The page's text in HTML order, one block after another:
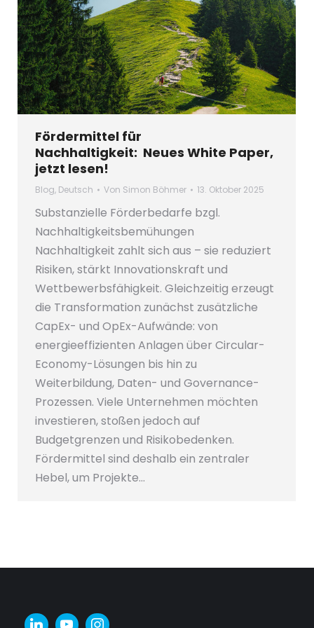
Fördermittel für
Nachhaltigkeit: Neues White Paper,
jetzt lesen!
Blog, Deutsch Von Simon Böhmer 13. Oktober 2025
Substanzielle Förderbedarfe bzgl.
Nachhaltigkeitsbemühungen
Nachhaltigkeit zahlt sich aus – sie reduziert
Risiken, stärkt Innovationskraft und
Wettbewerbsfähigkeit. Gleichzeitig erzeugt
die Transformation zunächst zusätzliche
CapEx- und OpEx-Aufwände: von
energieeffizienten Anlagen über Circular-
Economy-Lösungen bis hin zu
Weiterbildung, Daten- und Governance-
Prozessen. Viele Unternehmen möchten
investieren, stoßen jedoch auf
Budgetgrenzen und Risikobedenken.
Fördermittel sind deshalb ein zentraler
Hebel, um Projekte…